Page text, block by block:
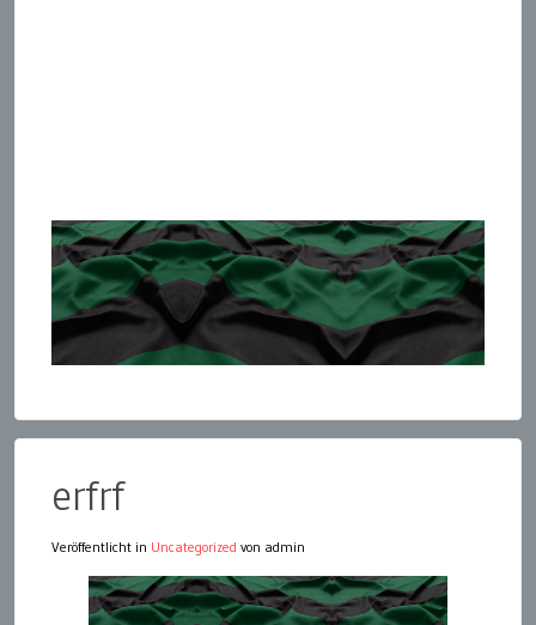
erfrf
Veröffentlicht in Uncategorized von admin